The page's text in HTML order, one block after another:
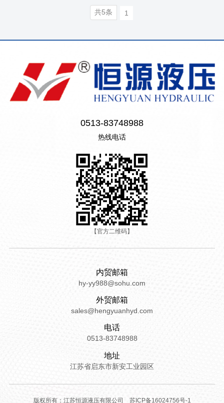
共5条 1
0513-83748988
热线电话
【官方二维码】
内贸邮箱
hy-yy988@sohu.com
外贸邮箱
sales@hengyuanhyd.com
电话
0513-83748988
地址
江苏省启东市新安工业园区
版权所有：江苏恒源液压有限公司 苏ICP备16024756号-1